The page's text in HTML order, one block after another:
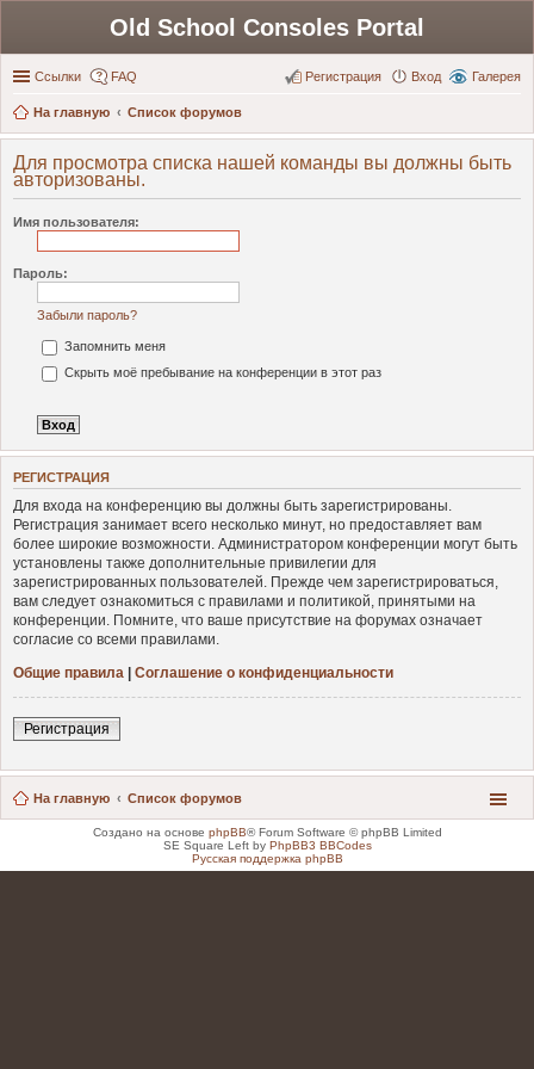
Old School Consoles Portal
Ссылки Галерея
FAQ Вход
Регистрация
На главную Список форумов
Для просмотра списка нашей команды вы должны быть
авторизованы.
Имя пользователя:
Пароль:
Забыли пароль?
Запомнить меня
Скрыть моё пребывание на конференции в этот раз
РЕГИСТРАЦИЯ
Для входа на конференцию вы должны быть зарегистрированы.
Регистрация занимает всего несколько минут, но предоставляет вам
более широкие возможности. Администратором конференции могут быть
установлены также дополнительные привилегии для
зарегистрированных пользователей. Прежде чем зарегистрироваться,
вам следует ознакомиться с правилами и политикой, принятыми на
конференции. Помните, что ваше присутствие на форумах означает
согласие со всеми правилами.
Общие правила | Соглашение о конфиденциальности
Регистрация
На главную Список форумов
Создано на основе phpBB® Forum Software © phpBB Limited
SE Square Left by PhpBB3 BBCodes
Русская поддержка phpBB